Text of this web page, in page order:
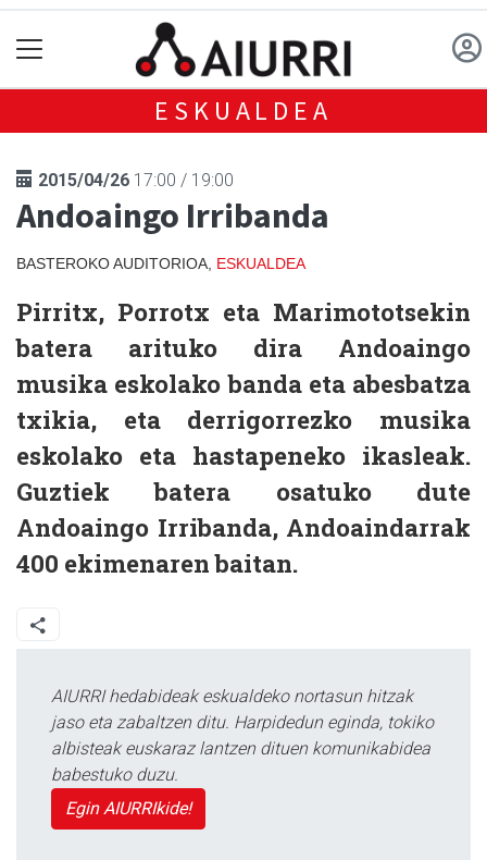
ESKUALDEA
2015/04/26 17:00 / 19:00
Andoaingo Irribanda
BASTEROKO AUDITORIOA, ESKUALDEA
Pirritx, Porrotx eta Marimototsekin
batera arituko dira Andoaingo
musika eskolako banda eta abesbatza
txikia, eta derrigorrezko musika
eskolako eta hastapeneko ikasleak.
Guztiek batera osatuko dute
Andoaingo Irribanda, Andoaindarrak
400 ekimenaren baitan.
AIURRI hedabideak eskualdeko nortasun hitzak
jaso eta zabaltzen ditu. Harpidedun eginda, tokiko
albisteak euskaraz lantzen dituen komunikabidea
babestuko duzu.
Egin AIURRIkide!